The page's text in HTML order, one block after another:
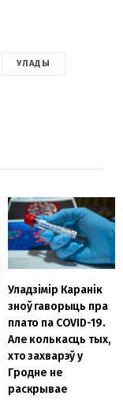
УЛАДЫ
Уладзімір Каранік
зноў гаворыць пра
плато па COVID-19.
Але колькасць тых,
хто захварэў у
Гродне не
раскрывае